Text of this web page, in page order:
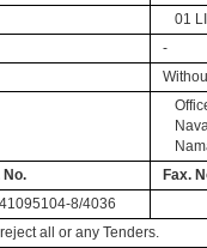
01
-
No.
Fax.
41095104-8/4036
all or any Tenders.